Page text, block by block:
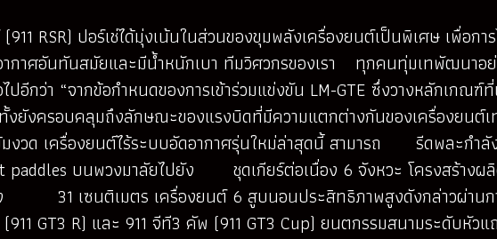
(911 RSR) ปอร์เช่ได้มุ่งเน้นในส่วนของขุมพลังเครื่องยนต์เป็นพิเศษ เพื่อ
กาศอันทันสมัยและมีน้ำหนักเบา ทีมวิศวกรของเรา ทุกคนทุ่มเทพัฒนาอย่
อีกว่า “จากข้อกำหนดของการเข้าร่วมแข่งขัน LM-GTE ซึ่งวางหลักเกณ
ยังครอบคลุมถึงลักษณะของแรงบิดที่มีความแตกต่างกันของเครื่องยนต์เ
มงวด เครื่องยนต์ไร้ระบบอัดอากาศรุ่นใหม่ล่าสุดนี้ สามารถ รีดพละกำลั
paddles บนพวงมาลัยไปยัง ชุดเกียร์ต่อเนื่อง 6 จังหวะ โครงสร้างผ
31 เซนติเมตร เครื่องยนต์ 6 สูบนอนประสิทธิภาพสูงดังกล่าวผ่านก
(911 GT3 R) และ 911 จีที3 คัพ (911 GT3 Cup) ยนตกรรมสนามระดับหัว